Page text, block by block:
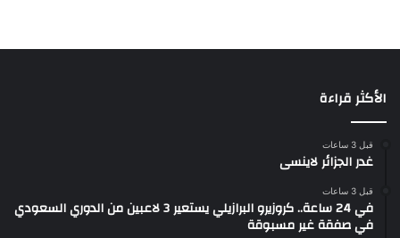
الأكثر قراءة
قبل 3 ساعات
غدر الجزائر لاينسى
قبل 3 ساعات
في 24 ساعة.. كروزيرو البرازيلي يستعير 3 لاعبين من الدوري السعودي
في صفقة غير مسبوقة